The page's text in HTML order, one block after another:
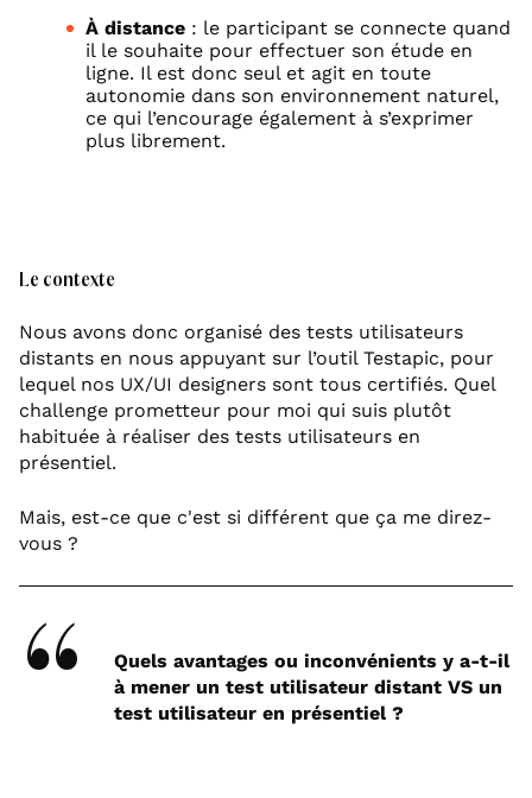
À distance : le participant se connecte quand
il le souhaite pour effectuer son étude en
ligne. Il est donc seul et agit en toute
autonomie dans son environnement naturel,
ce qui l’encourage également à s’exprimer
plus librement.
Le contexte
Nous avons donc organisé des tests utilisateurs
distants en nous appuyant sur l’outil Testapic, pour
lequel nos UX/UI designers sont tous certifiés. Quel
challenge prometteur pour moi qui suis plutôt
habituée à réaliser des tests utilisateurs en
présentiel.
Mais, est-ce que c'est si différent que ça me direz-
vous ?
Quels avantages ou inconvénients y a-t-il
à mener un test utilisateur distant VS un
test utilisateur en présentiel ?